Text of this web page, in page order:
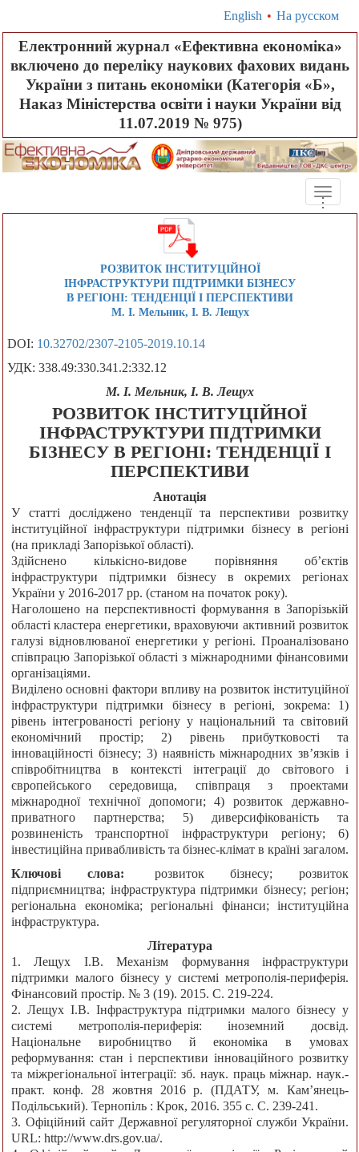
English • На русском
Електронний журнал «Ефективна економіка»
включено до переліку наукових фахових видань
України з питань економіки (Категорія «Б»,
Наказ Міністерства освіти і науки України від
11.07.2019 № 975)
Toggle
...
РОЗВИТОК ІНСТИТУЦІЙНОЇ
ІНФРАСТРУКТУРИ ПІДТРИМКИ БІЗНЕСУ
В РЕГІОНІ: ТЕНДЕНЦІЇ І ПЕРСПЕКТИВИ
М. І. Мельник, І. В. Лещух
DOI: 10.32702/2307-2105-2019.10.14
УДК: 338.49:330.341.2:332.12
М. І. Мельник, І. В. Лещух
РОЗВИТОК ІНСТИТУЦІЙНОЇ
ІНФРАСТРУКТУРИ ПІДТРИМКИ
БІЗНЕСУ В РЕГІОНІ: ТЕНДЕНЦІЇ І
ПЕРСПЕКТИВИ
Анотація
У статті досліджено тенденції та перспективи розвитку
інституційної інфраструктури підтримки бізнесу в регіоні
(на прикладі Запорізької області).
Здійснено кількісно-видове порівняння об’єктів
інфраструктури підтримки бізнесу в окремих регіонах
України у 2016-2017 рр. (станом на початок року).
Наголошено на перспективності формування в Запорізькій
області кластера енергетики, враховуючи активний розвиток
галузі відновлюваної енергетики у регіоні. Проаналізовано
співпрацю Запорізької області з міжнародними фінансовими
організаціями.
Виділено основні фактори впливу на розвиток інституційної
інфраструктури підтримки бізнесу в регіоні, зокрема: 1)
рівень інтегрованості регіону у національний та світовий
економічний простір; 2) рівень прибутковості та
інноваційності бізнесу; 3) наявність міжнародних зв’язків і
співробітництва в контексті інтеграції до світового і
європейського середовища, співпраця з проектами
міжнародної технічної допомоги; 4) розвиток державно-
приватного партнерства; 5) диверсифікованість та
розвиненість транспортної інфраструктури регіону; 6)
інвестиційна привабливість та бізнес-клімат в країні загалом.
Ключові слова:
розвиток бізнесу; розвиток
підприємництва; інфраструктура підтримки бізнесу; регіон;
регіональна економіка; регіональні фінанси; інституційна
інфраструктура.
Література
1. Лещух І.В. Механізм формування інфраструктури
підтримки малого бізнесу у системі метрополія-периферія.
Фінансовий простір. № 3 (19). 2015. С. 219-224.
2. Лещух І.В. Інфраструктура підтримки малого бізнесу у
системі метрополія-периферія: іноземний досвід.
Національне виробництво й економіка в умовах
реформування: стан і перспективи інноваційного розвитку
та міжрегіональної інтеграції: зб. наук. праць міжнар. наук.-
практ. конф. 28 жовтня 2016 р. (ПДАТУ, м. Кам’янець-
Подільський). Тернопіль : Крок, 2016. 355 с. С. 239-241.
3. Офіційний сайт Державної регуляторної служби України.
URL: http://www.drs.gov.ua/.